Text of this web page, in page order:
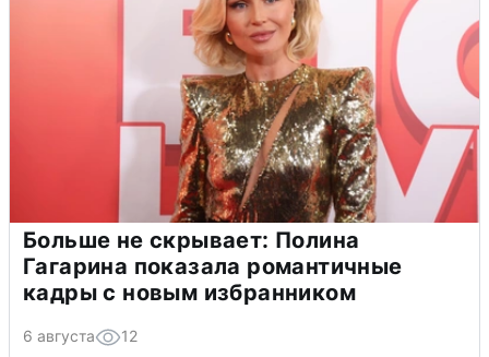
Больше не скрывает: Полина
Гагарина показала романтичные
кадры с новым избранником
6 августа 12